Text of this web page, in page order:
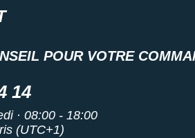
POUR VOTRE
14
· 08:00 - 18:00
(UTC+1)